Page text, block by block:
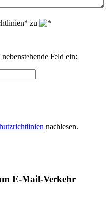
zu
Feld ein:
nachlesen.
E-Mail-Verkehr